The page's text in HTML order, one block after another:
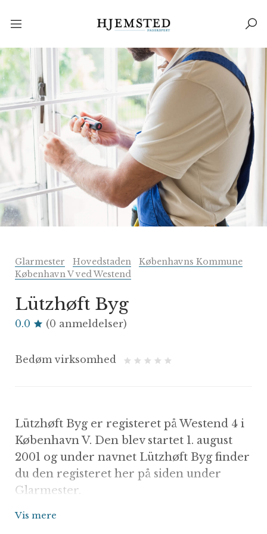
Glarmester Hovedstaden
Københavns Kommune
København V ved Westend
Lützhøft Byg
0.0 (0 anmeldelser)
Bedøm virksomhed
Lützhøft Byg er registeret på Westend 4 i
København V. Den blev startet 1. august
2001 og under navnet Lützhøft Byg finder
du den registeret her på siden under
Glarmester.
Vis mere